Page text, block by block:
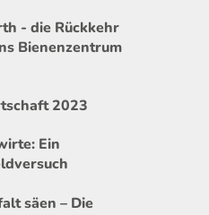
- die Rückkehr
Bienenzentrum
2023
Ein
säen – Die